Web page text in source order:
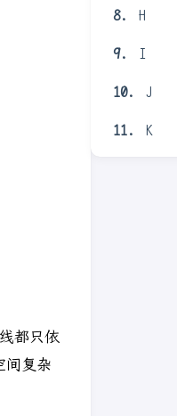
H
I
J
K
都只依
间复杂